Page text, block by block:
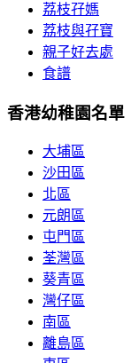
荔枝孖媽
荔枝與孖寶
親子好去處
食譜
香港幼稚園名單
大埔區
沙田區
北區
元朗區
屯門區
荃灣區
葵青區
灣仔區
南區
離島區